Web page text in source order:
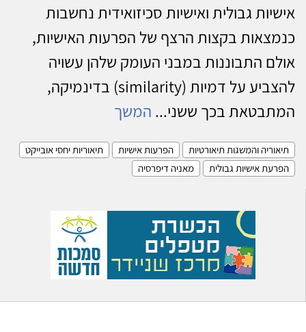
אישיות גבולית ואישיות סכיזואידית נחשבות
כנמצאות בקצות הרצף של הפרעות האישיות,
אולם התבוננות במבני העומק שלהן עשויה
להצביע על דמיות (similarity) בדינמיקה,
המתבטאת בכך ששני... המשך
תיאוריה והמשגות תיאורטיות הפרעות אישיות
תיאוריות יחסי אובייקט
הפרעת אישיות גבולית
מאניה דיפרסיה